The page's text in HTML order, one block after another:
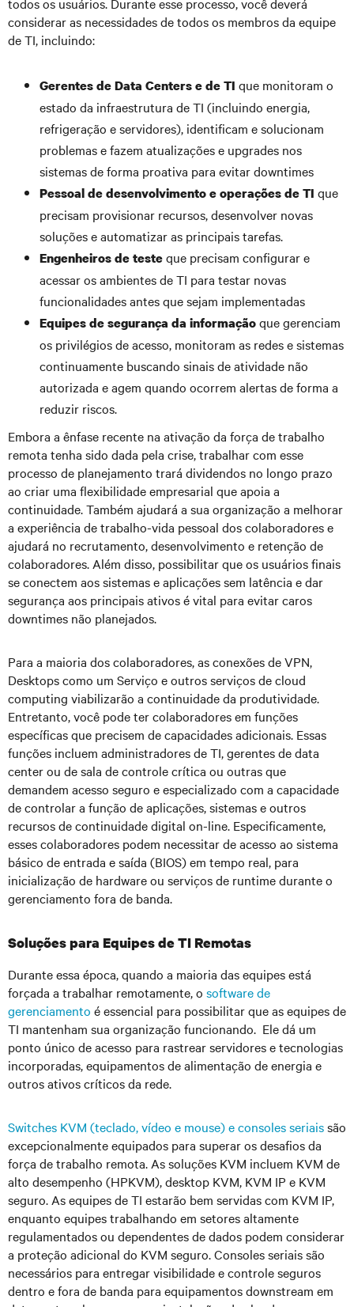
considerar as necessidades de todos os membros da equipe
de TI, incluindo:
Gerentes de Data Centers e de TI que monitoram o
estado da infraestrutura de TI (incluindo energia,
refrigeração e servidores), identificam e solucionam
problemas e fazem atualizações e upgrades nos
sistemas de forma proativa para evitar downtimes
Pessoal de desenvolvimento e operações de TI que
precisam provisionar recursos, desenvolver novas
soluções e automatizar as principais tarefas.
Engenheiros de testeque precisam configurar e
acessar os ambientes de TI para testar novas
funcionalidades antes que sejam implementadas
Equipes de segurança da informaçãoque gerenciam
os privilégios de acesso, monitoram as redes e sistemas
continuamente buscando sinais de atividade não
autorizada e agem quando ocorrem alertas de forma a
reduzir riscos.
Embora a ênfase recente na ativação da força de trabalho
remota tenha sido dada pela crise, trabalhar com esse
processo de planejamento trará dividendos no longo prazo
ao criar uma flexibilidade empresarial que apoia a
continuidade. Também ajudará a sua organização a melhorar
a experiência de trabalho-vida pessoal dos colaboradores e
ajudará no recrutamento, desenvolvimento e retenção de
colaboradores. Além disso, possibilitar que os usuários finais
se conectem aos sistemas e aplicações sem latência e dar
segurança aos principais ativos é vital para evitar caros
downtimes não planejados.
Para a maioria dos colaboradores, as conexões de VPN,
Desktops como um Serviço e outros serviços de cloud
computing viabilizarão a continuidade da produtividade.
Entretanto, você pode ter colaboradores em funções
específicas que precisem de capacidades adicionais. Essas
funções incluem administradores de TI, gerentes de data
center ou de sala de controle crítica ou outras que
demandem acesso seguro e especializado com a capacidade
de controlar a função de aplicações, sistemas e outros
recursos de continuidade digital on-line. Especificamente,
esses colaboradores podem necessitar de acesso ao sistema
básico de entrada e saída (BIOS) em tempo real, para
inicialização de hardware ou serviços de runtime durante o
gerenciamento fora de banda.
Soluções para Equipes de TI Remotas
Durante essa época, quando a maioria das equipes está
forçada a trabalhar remotamente, o software de
gerenciamento é essencial para possibilitar que as equipes de
TI mantenham sua organização funcionando. Ele dá um
ponto único de acesso para rastrear servidores e tecnologias
incorporadas, equipamentos de alimentação de energia e
outros ativos críticos da rede.
Switches KVM (teclado, vídeo e mouse) e consoles seriaissão
excepcionalmente equipados para superar os desafios da
força de trabalho remota. As soluções KVM incluem KVM de
alto desempenho (HPKVM), desktop KVM, KVM IP e KVM
seguro. As equipes de TI estarão bem servidas com KVM IP,
enquanto equipes trabalhando em setores altamente
regulamentados ou dependentes de dados podem considerar
a proteção adicional do KVM seguro. Consoles seriais são
necessários para entregar visibilidade e controle seguros
dentro e fora de banda para equipamentos downstream em